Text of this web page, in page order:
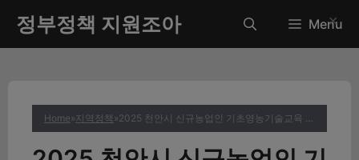
츠
정부정책 지원조아 Menu
Home»지역정책 » 2025 천안시 신규농업인 기초영농기술교육 신청방법 (자격조건부터 교육내용까지)
✕